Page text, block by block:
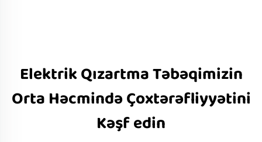
Elektrik Qızartma Təbəqimizin
Orta Həcmində Çoxtərəfliyyətini
Kəşf edin